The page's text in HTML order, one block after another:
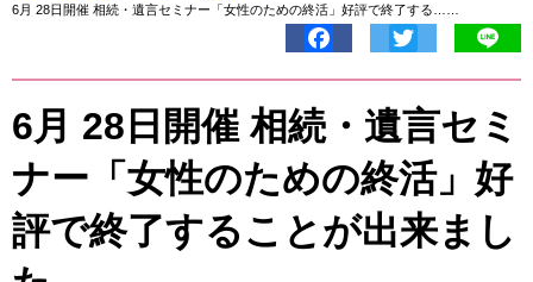
6月 28日開催 相続・遺言セミナー「女性のための終活」好評で終了する……
Facebook
6月 28日開催 相続・遺言セミ
ナー「女性のための終活」好
評で終了することが出来まし